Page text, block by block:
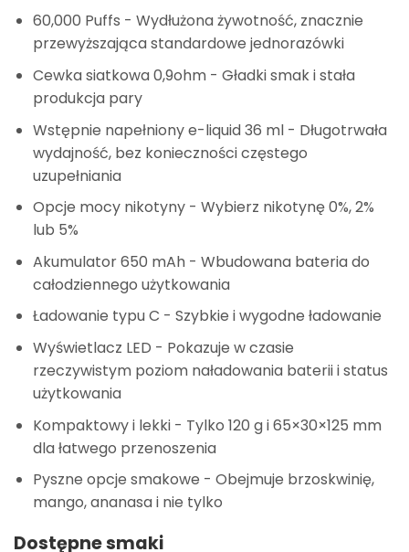
60,000 Puffs - Wydłużona żywotność, znacznie
przewyższająca standardowe jednorazówki
Cewka siatkowa 0,9ohm- Gładki smak i stała
produkcja pary
Wstępnie napełniony e-liquid 36 ml- Długotrwała
wydajność, bez konieczności częstego
uzupełniania
Opcje mocy nikotyny- Wybierz nikotynę 0%, 2%
lub 5%
Akumulator 650 mAh- Wbudowana bateria do
całodziennego użytkowania
Ładowanie typu C - Szybkie i wygodne ładowanie
Wyświetlacz LED - Pokazuje w czasie
rzeczywistym poziom naładowania baterii i status
użytkowania
Kompaktowy i lekki- Tylko 120 g i 65×30×125 mm
dla łatwego przenoszenia
Pyszne opcje smakowe - Obejmuje brzoskwinię,
mango, ananasa i nie tylko
Dostępne smaki